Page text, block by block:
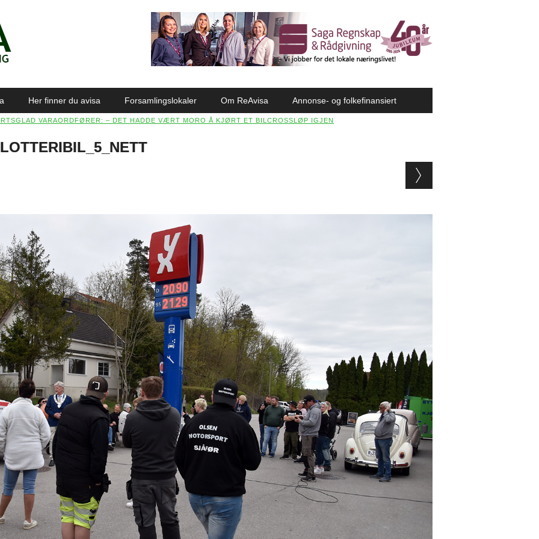
Her finner du avisa Forsamlingslokaler Om ReAvisa Annonse- og folkefinansiert
VARAORDFØRER: – DET HADDE VÆRT MORO Å KJØRT ET BILCROSSLØP IGJEN